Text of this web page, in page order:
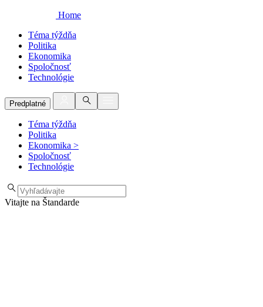
Home
Téma týždňa
Politika
Ekonomika
Spoločnosť
Technológie
Predplatné
Téma týždňa
Politika
Ekonomika >
Spoločnosť
Technológie
Vitajte na Štandarde